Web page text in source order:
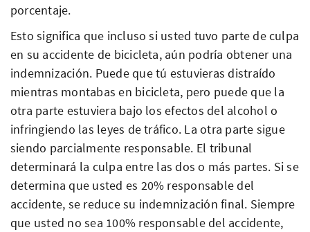
porcentaje.
Esto significa que incluso si usted tuvo parte de culpa
en su accidente de bicicleta, aún podría obtener una
indemnización. Puede que tú estuvieras distraído
mientras montabas en bicicleta, pero puede que la
otra parte estuviera bajo los efectos del alcohol o
infringiendo las leyes de tráfico. La otra parte sigue
siendo parcialmente responsable. El tribunal
determinará la culpa entre las dos o más partes. Si se
determina que usted es 20% responsable del
accidente, se reduce su indemnización final. Siempre
que usted no sea 100% responsable del accidente,